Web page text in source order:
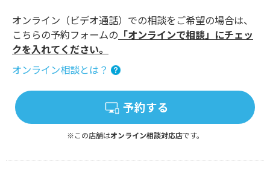
オンライン（ビデオ通話）での相談をご希望の場合は、
こちらの予約フォームの 「オンラインで相談」にチェッ
クを入れてください。
オンライン相談とは？
予約する
※この店舗はオンライン相談対応店です。